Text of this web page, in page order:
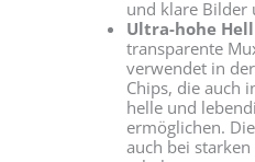
und klare Bilder
Ultra-hohe
transparente
verwendet in
Chips, die auch
helle und
ermöglichen.
auch bei